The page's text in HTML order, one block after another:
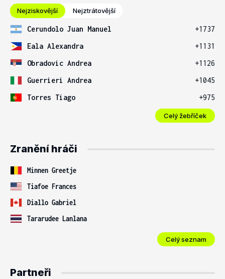
Nejziskovější Nejztrátovější
Cerundolo Juan Manuel
+1737
Eala Alexandra
+1131
Obradovic Andrea
+1126
Guerrieri Andrea
+1045
Torres Tiago
+975
Celý žebříček
Zranění hráči
Minnen Greetje
Tiafoe Frances
Diallo Gabriel
Tararudee Lanlana
Celý seznam
Partneři